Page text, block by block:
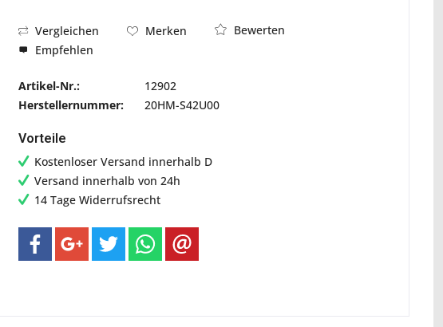
Vergleichen Merken
Bewerten
Empfehlen
Artikel-Nr.:
12902
Herstellernummer:
20HM-S42U00
Vorteile
Kostenloser Versand innerhalb D
Versand innerhalb von 24h
14 Tage Widerrufsrecht